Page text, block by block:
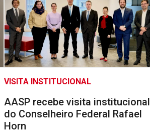
VISITA INSTITUCIONAL
AASP recebe visita institucional
do Conselheiro Federal Rafael
Horn